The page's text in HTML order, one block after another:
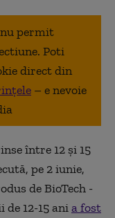
permit
Poti
direct din
– e nevoie
între 12 și 15
pe 2 iunie,
de BioTech -
12-15 ania fost